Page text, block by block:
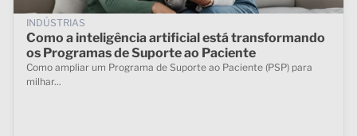
INDÚSTRIAS
Como a inteligência artificial está transformando
os Programas de Suporte ao Paciente
Como ampliar um Programa de Suporte ao Paciente (PSP) para
milhar...